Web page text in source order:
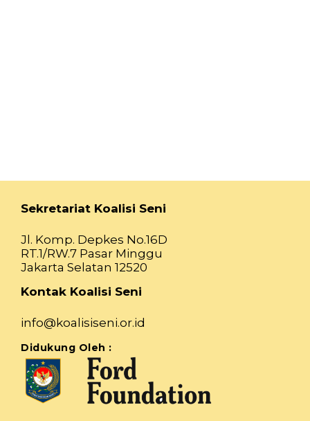
Sekretariat Koalisi Seni
Jl. Komp. Depkes No.16D
RT.1/RW.7 Pasar Minggu
Jakarta Selatan 12520
Kontak Koalisi Seni
info@koalisiseni.or.id
Didukung Oleh :